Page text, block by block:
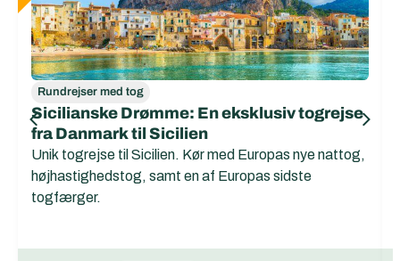
Rundrejser med tog
Sicilianske Drømme: En eksklusiv togrejse
fra Danmark til Sicilien
Unik togrejse til Sicilien. Kør med Europas nye nattog,
højhastighedstog, samt en af Europas sidste
togfærger.